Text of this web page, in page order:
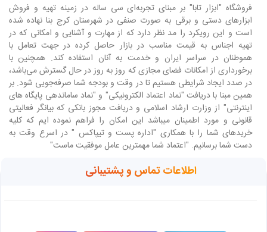
فروشگاه "ابزار تابا"بر مبنای تجربه‌ای سی ساله در زمینه تهیه و فروش
ابزارهای دستی و برقی به صورت صنفی در شهرستان کرج بنا نهاده شده
است و این رویکرد را مد نظر دارد که از مهارت و آشنایی و امکانی که در
تهیه اجناس به قیمت مناسب در بازار حاصل کرده در جهت تعامل با
هموطنان در سراسر ایران و خدمت به آنان استفاده کند. همچنین با
برخورداری از امکانات فضای مجازی که روز به روز در حال گسترش می‌باشد،
در صدد ایجاد شرایطی هستیم تا در وقت و بودجه شما صرفه‌جویی شود. بر
همین مبنا با دریافت "نماد اعتماد الکترونیکی" و "نماد ساماندهی پایگاه های
اینترنتی" از وزارت ارشاد اسلامی و دریافت مجوز بانکی که بیانگر فعالیتی
قانونی و مورد اطمینان میباشد این امکان را فراهم نموده ایم که کلیه
خریدهای شما را با همکاری "اداره پست و تیپاکس " در اسرع وقت به
دست شما برسانیم. "اعتماد شما مهمترین عامل موفقیت ماست"
اطلاعات تماس و پشتیبانی